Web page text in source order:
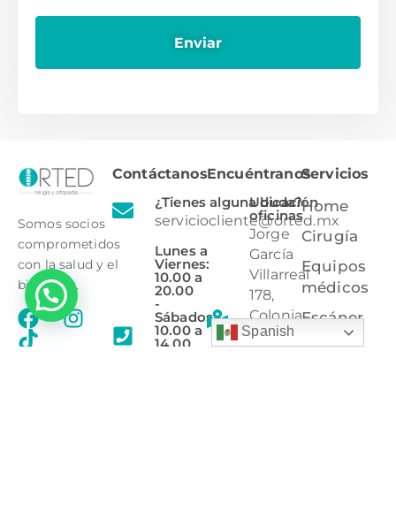
Somos socios
comprometidos
con la salud y el
bienestar.
Contáctanos
¿Tienes alguna duda?
serviciocliente@orted.mx
Lunes a
Viernes:
10.00 a
20.00
-
Sábados:
10.00 a
14.00
Encuéntranos
Ubicación
oficinas
Jorge
García
Villarreal
178,
Colonia
el
Servicios
Home
Cirugía
Equipos
médicos
Escáner
Spanish